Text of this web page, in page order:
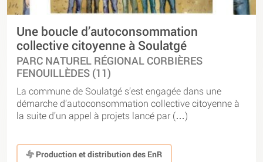
Une boucle d’autoconsommation
collective citoyenne à Soulatgé
PARC NATUREL RÉGIONAL CORBIÈRES
FENOUILLÈDES (11)
La commune de Soulatgé s’est engagée dans une
démarche d’autoconsommation collective citoyenne à
la suite d’un appel à projets lancé par (…)
Production et distribution des EnR